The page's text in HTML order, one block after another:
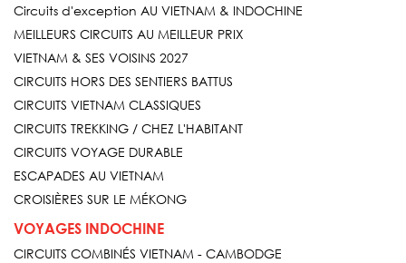
Circuits d'exception AU VIETNAM & INDOCHINE
MEILLEURS CIRCUITS AU MEILLEUR PRIX
VIETNAM & SES VOISINS 2027
CIRCUITS HORS DES SENTIERS BATTUS
CIRCUITS VIETNAM CLASSIQUES
CIRCUITS TREKKING / CHEZ L'HABITANT
CIRCUITS VOYAGE DURABLE
ESCAPADES AU VIETNAM
CROISIÈRES SUR LE MÉKONG
VOYAGES INDOCHINE
CIRCUITS COMBINÉS VIETNAM - CAMBODGE